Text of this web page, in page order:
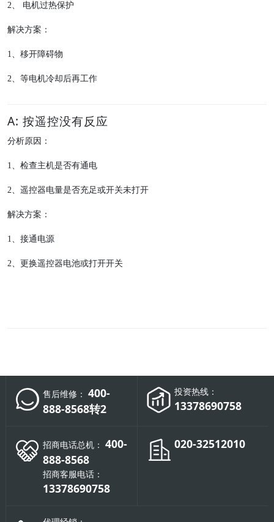
2、 电机过热保护
解决方案：
1、移开障碍物
2、等电机冷却后再工作
A: 按遥控没有反应
分析原因：
1、检查主机是否有通电
2、遥控器电量是否充足或开关未打开
解决方案：
1、接通电源
2、更换遥控器电池或打开开关
售后维修： 400-
888-8568转2
投资热线：
13378690758
招商电话总机： 400-
888-8568
招商客服电话：
13378690758
020-32512010